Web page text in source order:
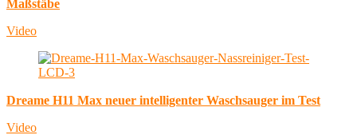
Maßstäbe
Video
Dreame H11 Max neuer intelligenter Waschsauger im Test
Video